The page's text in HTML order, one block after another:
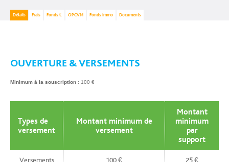
Détails Frais Fonds € OPCVM Fonds immo Documents
OUVERTURE & VERSEMENTS
Minimum à la souscription : 100 €
Types de
versement
Montant minimum de
versement
Montant
minimum
par
support
Versements 100 € 25 €